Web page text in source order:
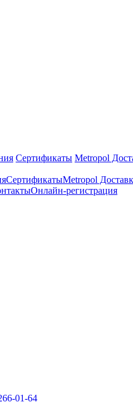
Сертификаты Metropol
СертификатыMetropol
Онлайн-регистрация
01-64